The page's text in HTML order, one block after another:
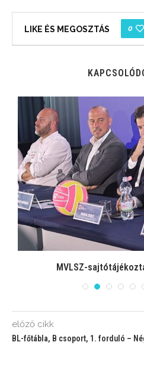
LIKE ÉS MEGOSZTÁS 0
MVLSZ-
előző cikk
BL-főtábla, B csoport, 1. forduló –